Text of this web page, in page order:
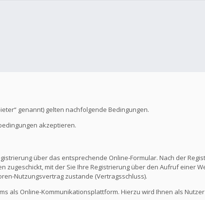
genannt) gelten nachfolgende Bedingungen.
akzeptieren.
über das entsprechende Online-Formular. Nach der
zugeschickt, mit der Sie Ihre Registrierung über den Aufruf einer
Nutzungsvertrag zustande (Vertragsschluss).
als Online-Kommunikationsplattform. Hierzu wird Ihnen als